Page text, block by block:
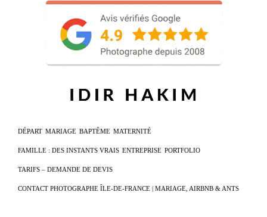
DÉPART MARIAGE BAPTÊME MATERNITÉ
FAMILLE : DES INSTANTS VRAIS ENTREPRISE PORTFOLIO
TARIFS – DEMANDE DE DEVIS
CONTACT PHOTOGRAPHE ÎLE-DE-FRANCE | MARIAGE, AIRBNB & ANTS